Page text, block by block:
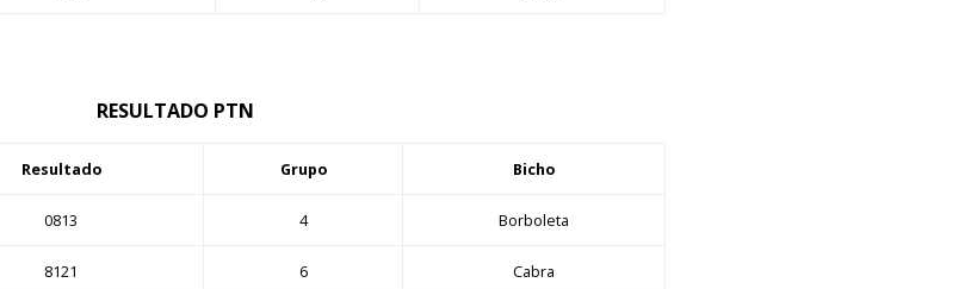
RESULTADO PTN
Resultado Grupo Bicho
0813 4 Borboleta
8121 6 Cabra